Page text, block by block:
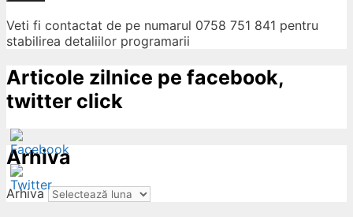
Veti fi contactat de pe numarul 0758 751 841 pentru
stabilirea detaliilor programarii
Articole zilnice pe facebook,
twitter click
Arhiva
Arhiva